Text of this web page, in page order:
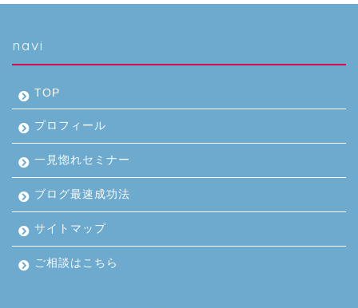
navi
TOP
プロフィール
一見惚れセミナー
ブログ最速成功法
サイトマップ
ご相談はこちら